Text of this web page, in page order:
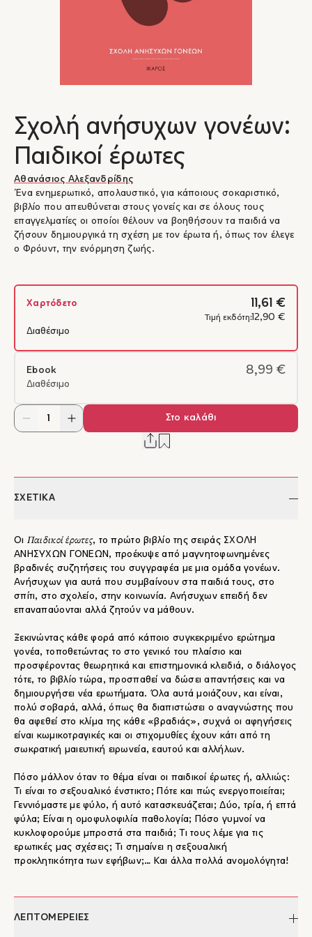
Σχολή ανήσυχων γονέων:
Παιδικοί έρωτες
Αθανάσιος Αλεξανδρίδης
Ένα ενημερωτικό, απολαυστικό, για κάποιους σοκαριστικό,
βιβλίο που απευθύνεται στους γονείς και σε όλους τους
επαγγελματίες οι οποίοι θέλουν να βοηθήσουν τα παιδιά να
ζήσουν δημιουργικά τη σχέση με τον έρωτα ή, όπως τον έλεγε
ο Φρόυντ, την ενόρμηση ζωής.
Χαρτόδετο 11,61 €
Τιμή εκδότη: 12,90 €
Διαθέσιμο
Ebook 8,99 €
Διαθέσιμο
Στο καλάθι
ΣΧΕΤΙΚΑ
Οι Παιδικοί έρωτες, το πρώτο βιβλίο της σειράς ΣΧΟΛΗ
ΑΝΗΣΥΧΩΝ ΓΟΝΕΩΝ, προέκυψε από μαγνητοφωνημένες
βραδινές συζητήσεις του συγγραφέα με μια ομάδα γονέων.
Ανήσυχων για αυτά που συμβαίνουν στα παιδιά τους, στο
σπίτι, στο σχολείο, στην κοινωνία. Ανήσυχων επειδή δεν
επαναπαύονται αλλά ζητούν να μάθουν.
Ξεκινώντας κάθε φορά από κάποιο συγκεκριμένο ερώτημα
γονέα, τοποθετώντας το στο γενικό του πλαίσιο και
προσφέροντας θεωρητικά και επιστημονικά κλειδιά, ο διάλογος
τότε, το βιβλίο τώρα, προσπαθεί να δώσει απαντήσεις και να
δημιουργήσει νέα ερωτήματα. Όλα αυτά μοιάζουν, και είναι,
πολύ σοβαρά, αλλά, όπως θα διαπιστώσει ο αναγνώστης που
θα αφεθεί στο κλίμα της κάθε «βραδιάς», συχνά οι αφηγήσεις
είναι κωμικοτραγικές και οι στιχομυθίες έχουν κάτι από τη
σωκρατική μαιευτική ειρωνεία, εαυτού και αλλήλων.
Πόσο μάλλον όταν το θέμα είναι οι παιδικοί έρωτες ή, αλλιώς:
Τι είναι το σεξουαλικό ένστικτο; Πότε και πώς ενεργοποιείται;
Γεννιόμαστε με φύλο, ή αυτό κατασκευάζεται; Δύο, τρία, ή επτά
φύλα; Είναι η ομοφυλοφιλία παθολογία; Πόσο γυμνοί να
κυκλοφορούμε μπροστά στα παιδιά; Τι τους λέμε για τις
ερωτικές μας σχέσεις; Τι σημαίνει η σεξουαλική
προκλητικότητα των εφήβων;… Και άλλα πολλά ανομολόγητα!
ΛΕΠΤΟΜΕΡΕΙΕΣ